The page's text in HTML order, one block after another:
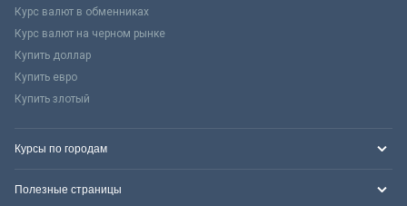
Курс валют в обменниках
Курс валют на черном рынке
Купить доллар
Купить евро
Купить злотый
Курсы по городам
Полезные страницы